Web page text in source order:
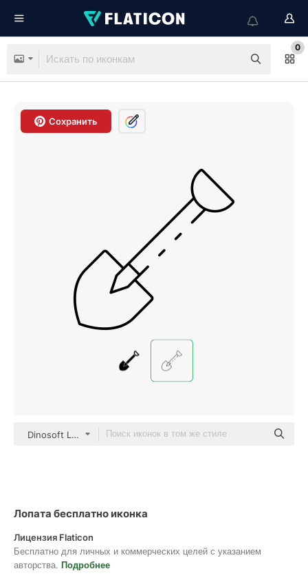
0
Сохранить
Dinosoft Lineal
Лопата бесплатно иконка
Лицензия Flaticon
Бесплатно для личных и коммерческих целей с указанием
авторства. Подробнее